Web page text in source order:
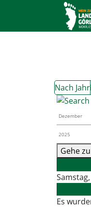
Nach Jahr
Gehe
Es